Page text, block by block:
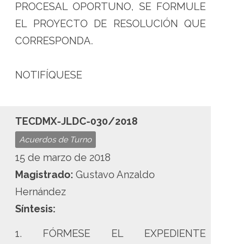
PROCESAL OPORTUNO, SE FORMULE
EL PROYECTO DE RESOLUCIÓN QUE
CORRESPONDA.
NOTIFÍQUESE
TECDMX-JLDC-030/2018
Acuerdos de Turno
15 de marzo de 2018
Magistrado: Gustavo Anzaldo
Hernández
Síntesis:
1. FÓRMESE EL EXPEDIENTE